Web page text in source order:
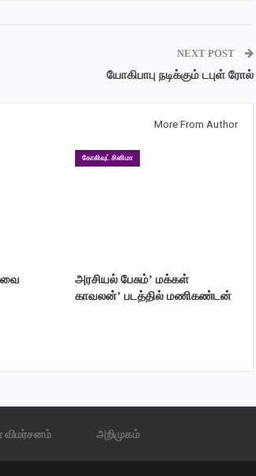
NEXT POST
யோகிபாபு நடிக்கும் டபுள் ரோல்
More From Author
கோலிவுட் சினிமா
அரசியல் பேசும்’ மக்கள்
காவலன்’ படத்தில் மணிகண்டன்
விமர்சனம் அறிமுகம்